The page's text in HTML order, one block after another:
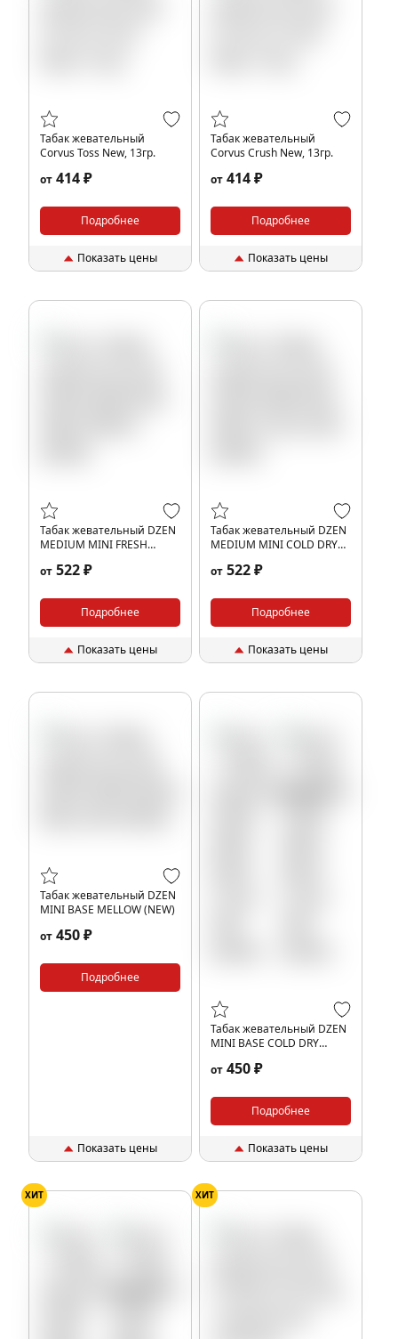
Табак жевательный
Corvus Toss New, 13гр.
от 414 ₽
Подробнее
Показать цены
Табак жевательный
Corvus Crush New, 13гр.
от 414 ₽
Подробнее
Показать цены
Табак жевательный DZEN
MEDIUM MINI FRESH
от 522 ₽
Подробнее
Показать цены
Табак жевательный DZEN
MEDIUM MINI COLD DRY
от 522 ₽
Подробнее
Показать цены
Табак жевательный DZEN
MINI BASE MELLOW (NEW)
от 450 ₽
Подробнее
Показать цены
Табак жевательный DZEN
MINI BASE COLD DRY
от 450 ₽
Подробнее
Показать цены
ХИТ ХИТ